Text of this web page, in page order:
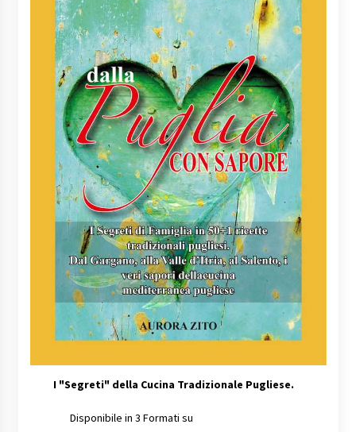
I "Segreti" della Cucina Tradizionale Pugliese.
Disponibile in 3 Formati su